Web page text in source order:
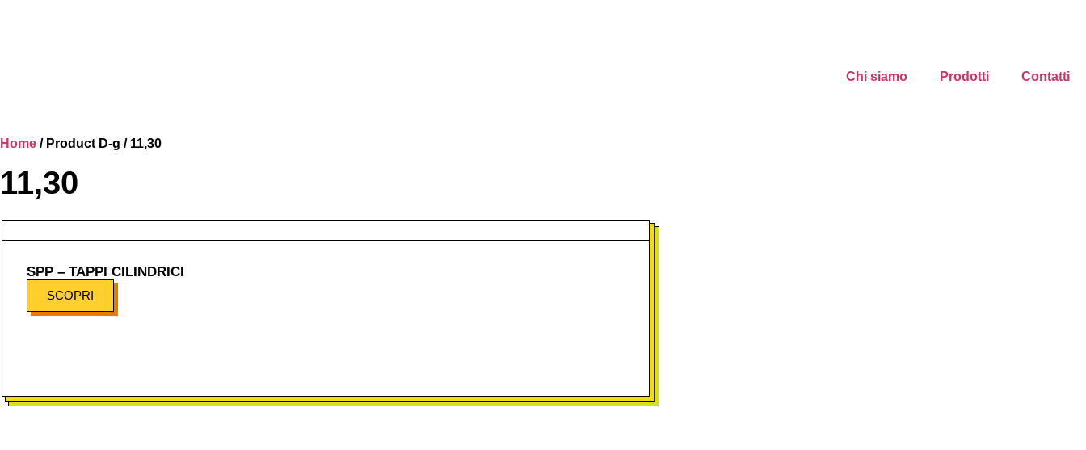
Chi siamo Prodotti Contatti
Home / Product D-g / 11,30
11,30
SPP – TAPPI CILINDRICI
SCOPRI